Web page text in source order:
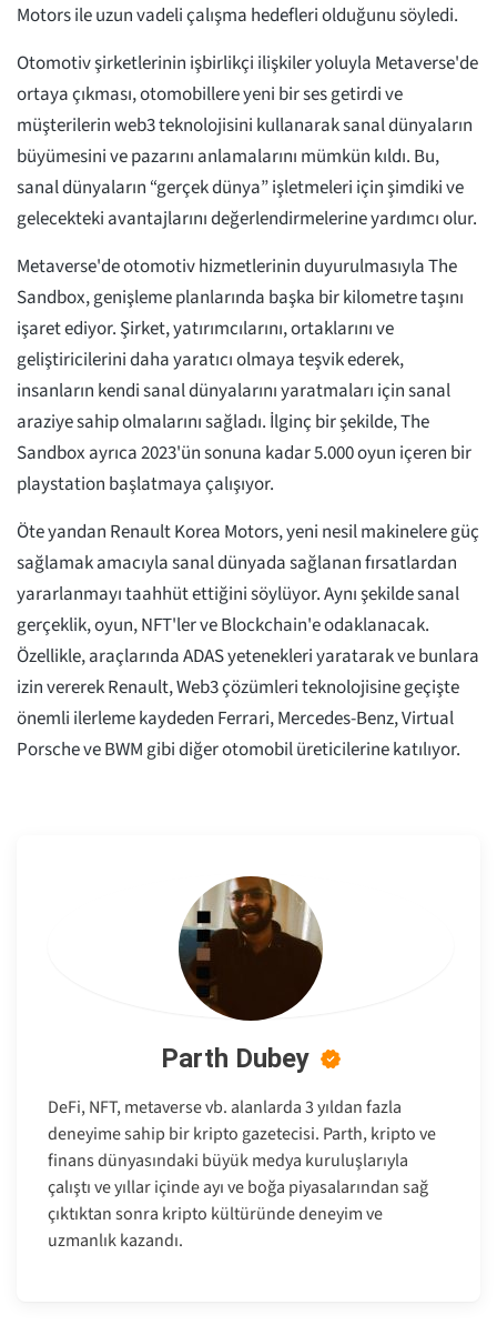
Motors ile uzun vadeli çalışma hedefleri olduğunu söyledi.
Otomotiv şirketlerinin işbirlikçi ilişkiler yoluyla Metaverse'de
ortaya çıkması, otomobillere yeni bir ses getirdi ve
müşterilerin web3 teknolojisini kullanarak sanal dünyaların
büyümesini ve pazarını anlamalarını mümkün kıldı. Bu,
sanal dünyaların “gerçek dünya” işletmeleri için şimdiki ve
gelecekteki avantajlarını değerlendirmelerine yardımcı olur.
Metaverse'de otomotiv hizmetlerinin duyurulmasıyla The
Sandbox, genişleme planlarında başka bir kilometre taşını
işaret ediyor. Şirket, yatırımcılarını, ortaklarını ve
geliştiricilerini daha yaratıcı olmaya teşvik ederek,
insanların kendi sanal dünyalarını yaratmaları için sanal
araziye sahip olmalarını sağladı. İlginç bir şekilde, The
Sandbox ayrıca 2023'ün sonuna kadar 5.000 oyun içeren bir
playstation başlatmaya çalışıyor.
Öte yandan Renault Korea Motors, yeni nesil makinelere güç
sağlamak amacıyla sanal dünyada sağlanan fırsatlardan
yararlanmayı taahhüt ettiğini söylüyor. Aynı şekilde sanal
gerçeklik, oyun, NFT'ler ve Blockchain'e odaklanacak.
Özellikle, araçlarında ADAS yetenekleri yaratarak ve bunlara
izin vererek Renault, Web3 çözümleri teknolojisine geçişte
önemli ilerleme kaydeden Ferrari, Mercedes-Benz, Virtual
Porsche ve BWM gibi diğer otomobil üreticilerine katılıyor.
Parth Dubey
DeFi, NFT, metaverse vb. alanlarda 3 yıldan fazla
deneyime sahip bir kripto gazetecisi. Parth, kripto ve
finans dünyasındaki büyük medya kuruluşlarıyla
çalıştı ve yıllar içinde ayı ve boğa piyasalarından sağ
çıktıktan sonra kripto kültüründe deneyim ve
uzmanlık kazandı.